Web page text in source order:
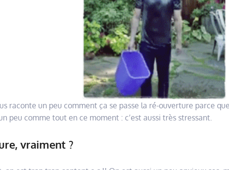
raconte un peu comment ça se passe la ré-ouverture parce
un peu comme tout en ce moment : c’est aussi très stressant.
vraiment ?